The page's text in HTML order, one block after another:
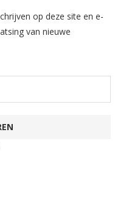
op deze site en e-
van nieuwe